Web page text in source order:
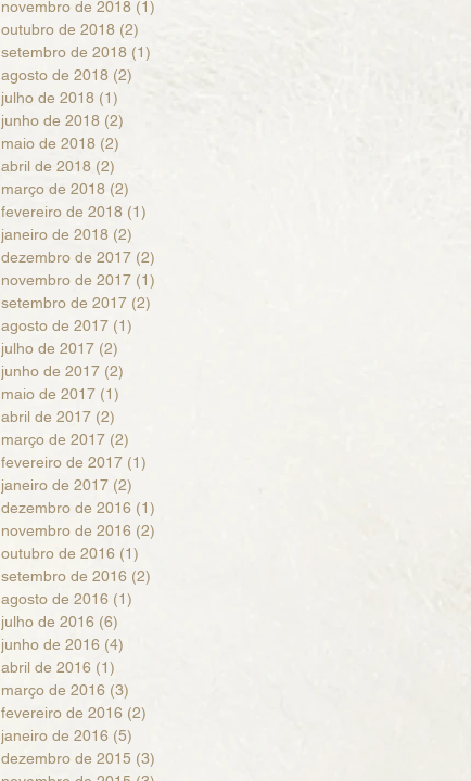
novembro de 2018 (1)
outubro de 2018 (2)
setembro de 2018 (1)
agosto de 2018 (2)
julho de 2018 (1)
junho de 2018 (2)
maio de 2018 (2)
abril de 2018 (2)
março de 2018 (2)
fevereiro de 2018 (1)
janeiro de 2018 (2)
dezembro de 2017 (2)
novembro de 2017 (1)
setembro de 2017 (2)
agosto de 2017 (1)
julho de 2017 (2)
junho de 2017 (2)
maio de 2017 (1)
abril de 2017 (2)
março de 2017 (2)
fevereiro de 2017 (1)
janeiro de 2017 (2)
dezembro de 2016 (1)
novembro de 2016 (2)
outubro de 2016 (1)
setembro de 2016 (2)
agosto de 2016 (1)
julho de 2016 (6)
junho de 2016 (4)
abril de 2016 (1)
março de 2016 (3)
fevereiro de 2016 (2)
janeiro de 2016 (5)
dezembro de 2015 (3)